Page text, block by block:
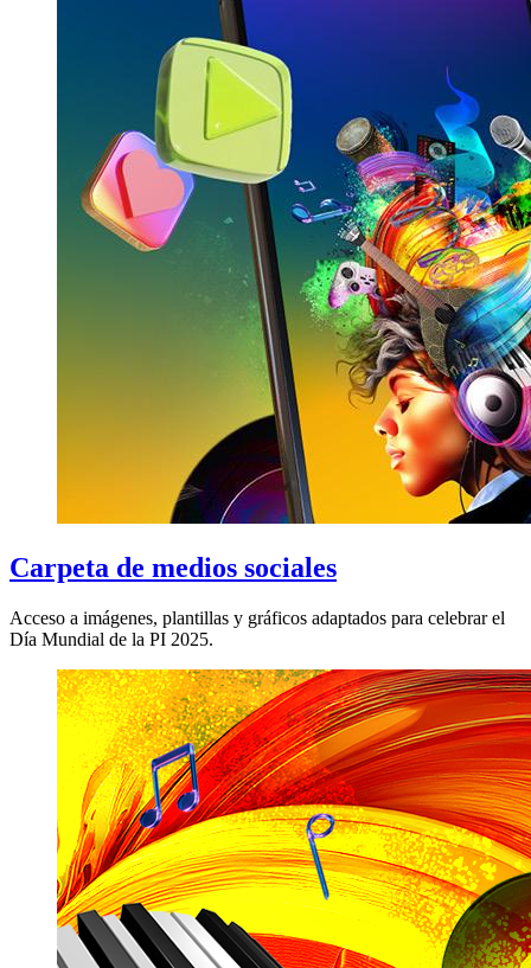
Carpeta de medios sociales
Acceso a imágenes, plantillas y gráficos adaptados para celebrar el
Día Mundial de la PI 2025.